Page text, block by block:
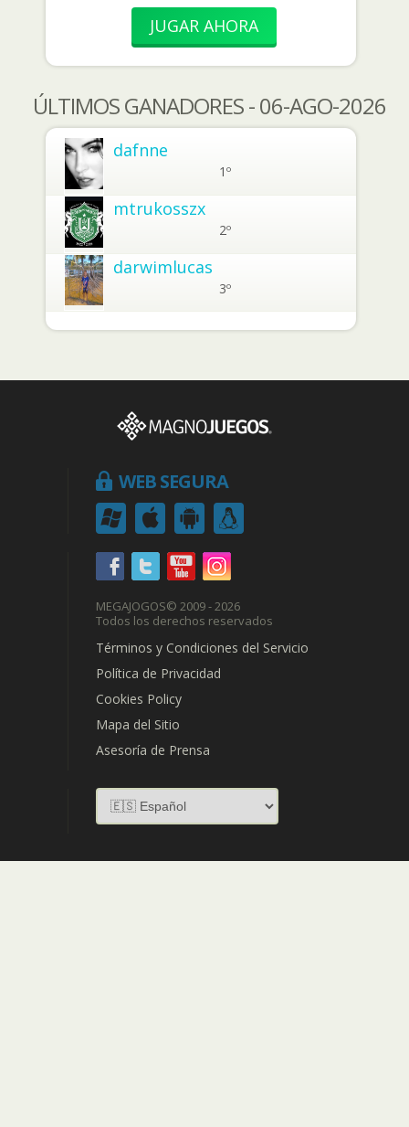
JUGAR AHORA
ÚLTIMOS GANADORES - 06-AGO-2026
dafnne
1º
mtrukosszx
2º
darwimlucas
3º
WEB SEGURA
MEGAJOGOS© 2009 - 2026
Todos los derechos reservados
Términos y Condiciones del Servicio
Política de Privacidad
Cookies Policy
Mapa del Sitio
Asesoría de Prensa